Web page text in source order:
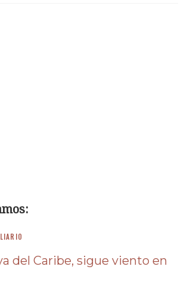
del Caribe, sigue viento en